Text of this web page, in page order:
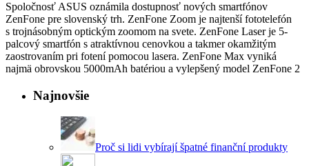
Spoločnosť ASUS oznámila dostupnosť nových smartfónov
ZenFone pre slovenský trh. ZenFone Zoom je najtenší fototelefón
s trojnásobným optickým zoomom na svete. ZenFone Laser je 5-
palcový smartfón s atraktívnou cenovkou a takmer okamžitým
zaostrovaním pri fotení pomocou lasera. ZenFone Max vyniká
najmä obrovskou 5000mAh batériou a vylepšený model ZenFone 2
Najnovšie
Proč si lidi vybírají špatné finanční produkty